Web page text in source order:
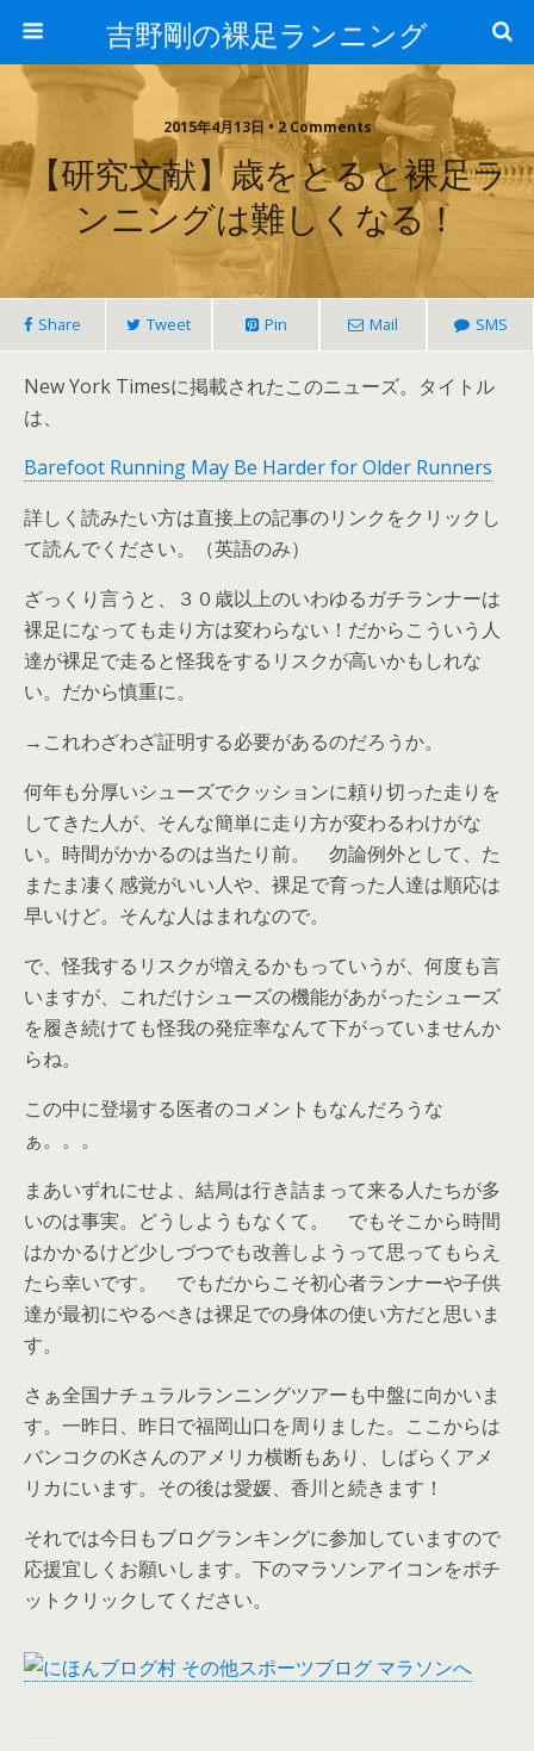
吉野剛の裸足ランニング
2015年4月13日 • 2 Comments
【研究文献】歳をとると裸足ラ
ンニングは難しくなる！
Share Tweet Pin Mail SMS
New York Timesに掲載されたこのニューズ。タイトル
は、
Barefoot Running May Be Harder for Older Runners
詳しく読みたい方は直接上の記事のリンクをクリックし
て読んでください。（英語のみ）
ざっくり言うと、３０歳以上のいわゆるガチランナーは
裸足になっても走り方は変わらない！だからこういう人
達が裸足で走ると怪我をするリスクが高いかもしれな
い。だから慎重に。
→これわざわざ証明する必要があるのだろうか。
何年も分厚いシューズでクッションに頼り切った走りを
してきた人が、そんな簡単に走り方が変わるわけがな
い。時間がかかるのは当たり前。 勿論例外として、た
またま凄く感覚がいい人や、裸足で育った人達は順応は
早いけど。そんな人はまれなので。
で、怪我するリスクが増えるかもっていうが、何度も言
いますが、これだけシューズの機能があがったシューズ
を履き続けても怪我の発症率なんて下がっていませんか
らね。
この中に登場する医者のコメントもなんだろうな
ぁ。。。
まあいずれにせよ、結局は行き詰まって来る人たちが多
いのは事実。どうしようもなくて。 でもそこから時間
はかかるけど少しづつでも改善しようって思ってもらえ
たら幸いです。 でもだからこそ初心者ランナーや子供
達が最初にやるべきは裸足での身体の使い方だと思いま
す。
さぁ全国ナチュラルランニングツアーも中盤に向かいま
す。一昨日、昨日で福岡山口を周りました。ここからは
バンコクのKさんのアメリカ横断もあり、しばらくアメ
リカにいます。その後は愛媛、香川と続きます！
それでは今日もブログランキングに参加していますので
応援宜しくお願いします。下のマラソンアイコンをポチ
ットクリックしてください。